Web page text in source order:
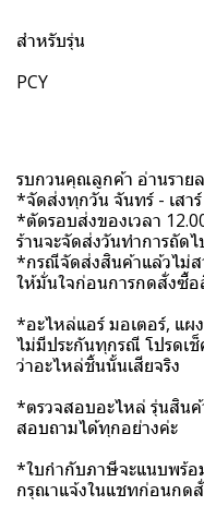
สำหรับรุ่น
PCY
รบกวนคุณลูกค้า อ่านราย
*จัดส่งทุกวัน จันทร์ - เสาร์
*ตัดรอบส่งของเวลา
ร้านจะจัดส่งวันทำการถัดไ
*กรณีจัดส่งสินค้าแล้วไม่ส
ให้มั่นใจก่อนการกดสั่งซื้
*อะไหล่แอร์ มอเตอร์, แผ
ไม่มีประกันทุกรณี โปรดเ
ว่าอะไหล่ชิ้นนั้นเสียจริง
*ตรวจสอบอะไหล่ รุ่นสิน
สอบถามได้ทุกอย่างค่ะ
*ใบกำกับภาษีจะแนบพร้
กรุณาแจ้งในแชทก่อนกด